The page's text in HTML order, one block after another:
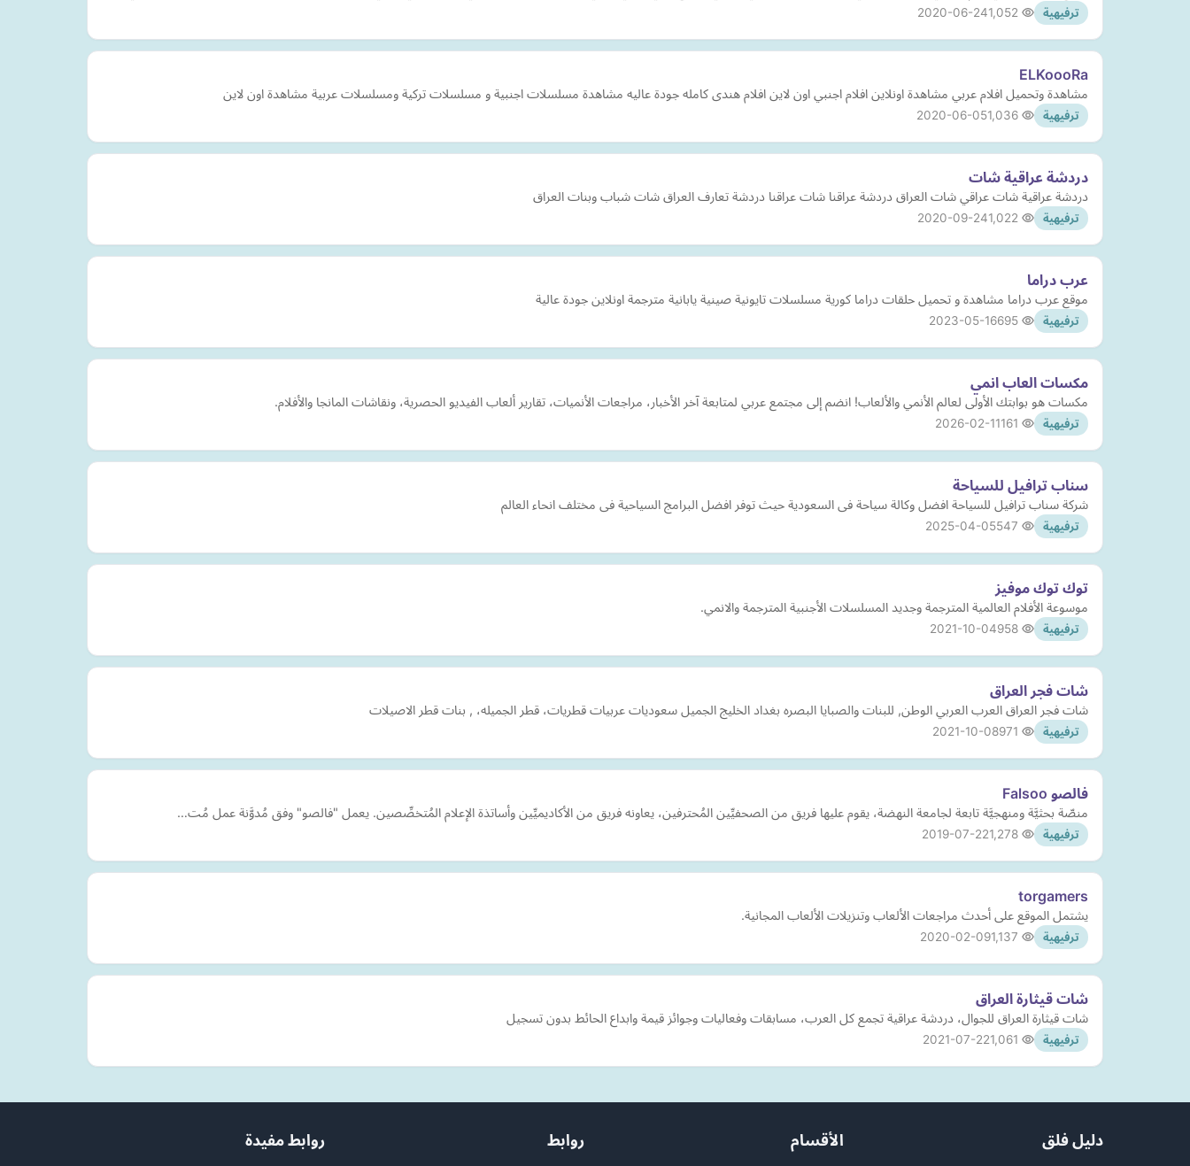
ترفيهية 2020-06-24
ELKoooRa
مشاهدة وتحميل افلام عربي مشاهدة اونلاين افلام اجنبي اون لاين افلام هندى كامله جودة عاليه مشاهدة مسلسلات اجنبية و مسلسلات تركية ومسلسلات عربية مشاهدة اون لاين
ترفيهية 2020-06-05
دردشة عراقية شات
دردشة عراقية شات عراقي شات العراق دردشة عراقنا شات عراقنا دردشة تعارف العراق شات شباب وبنات العراق
ترفيهية 2020-09-24
عرب دراما
موقع عرب دراما مشاهدة و تحميل حلقات دراما كورية مسلسلات تايونية صينية يابانية مترجمة اونلاين جودة عالية
ترفيهية 2023-05-16
مكسات العاب انمي
مكسات هو بوابتك الأولى لعالم الأنمي والألعاب! انضم إلى مجتمع عربي لمتابعة آخر الأخبار، مراجعات الأنميات، تقارير ألعاب الفيديو الحصرية، ونقاشات المانجا والأفلام.
ترفيهية 2026-02-11
سناب ترافيل للسياحة
شركة سناب ترافيل للسياحة افضل وكالة سياحة فى السعودية حيث توفر افضل البرامج السياحية فى مختلف انحاء العالم
ترفيهية 2025-04-05
توك توك موفيز
موسوعة الأفلام العالمية المترجمة وجديد المسلسلات الأجنبية المترجمة والانمي.
ترفيهية 2021-10-04
شات فجر العراق
شات فجر العراق العرب العربي الوطن, للبنات والصبايا البصره بغداد الخليج الجميل سعوديات عربيات قطريات، قطر الجميله، , بنات قطر الاصيلات
ترفيهية 2021-10-08
فالصو Falsoo
منصّة بحثيَّة ومنهجيَّة تابعة لجامعة النهضة، يقوم عليها فريق من الصحفيِّين المُحترفين، يعاونه فريق من الأكاديميِّين وأساتذة الإعلام المُتخصِّصين. يعمل "فالصو" وفق مُدوَّنة عمل مُت…
ترفيهية 2019-07-22
torgamers
يشتمل الموقع على أحدث مراجعات الألعاب وتنزيلات الألعاب المجانية.
ترفيهية 2020-02-09
شات قيثارة العراق
شات قيثارة العراق للجوال، دردشة عراقية تجمع كل العرب، مسابقات وفعاليات وجوائز قيمة وابداع الحائط بدون تسجيل
ترفيهية 2021-07-22
دليل فلق الأقسام روابط روابط مفيدة